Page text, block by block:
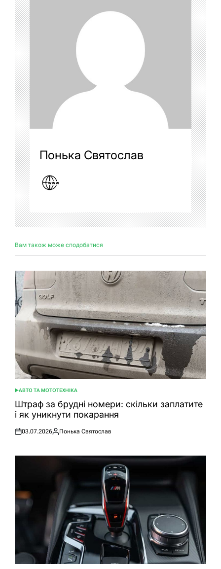
Понька Святослав
Вам також може сподобатися
ОПУБЛІКУВАТИ
У
АВТО ТА МОТОТЕХНІКА
Штраф за брудні номери: скільки заплатите
і як уникнути покарання
Оприлюднено
03.07.2026
Опубліковано
Понька Святослав